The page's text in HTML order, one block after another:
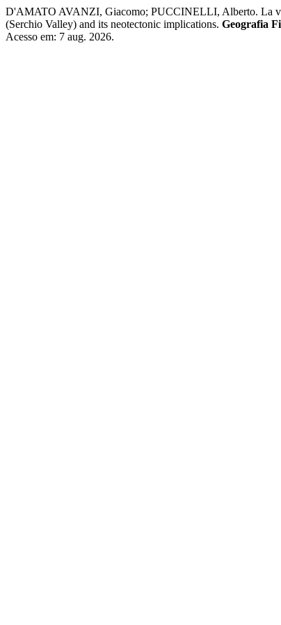
D'AMATO AVANZI, Giacomo; PUCCINELLI, Alberto. La
(Serchio Valley) and its neotectonic implications. Geografia
Acesso em: 7 aug. 2026.